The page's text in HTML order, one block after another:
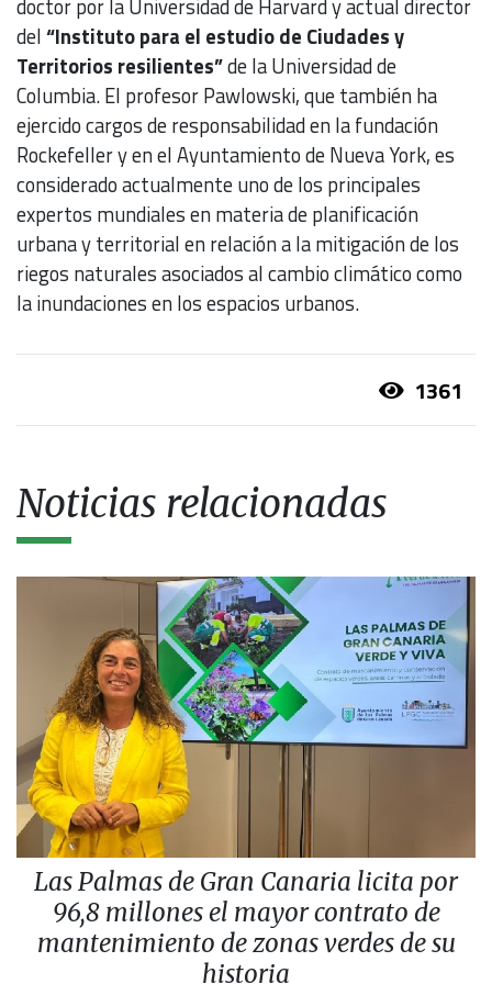
doctor por la Universidad de Harvard y actual director
del“Instituto para el estudio de Ciudades y
Territorios resilientes”de la Universidad de
Columbia. El profesor Pawlowski, que también ha
ejercido cargos de responsabilidad en la fundación
Rockefeller y en el Ayuntamiento de Nueva York, es
considerado actualmente uno de los principales
expertos mundiales en materia de planificación
urbana y territorial en relación a la mitigación de los
riegos naturales asociados al cambio climático como
la inundaciones en los espacios urbanos.
1361
Noticias relacionadas
Las Palmas de Gran Canaria licita por
96,8 millones el mayor contrato de
mantenimiento de zonas verdes de su
historia